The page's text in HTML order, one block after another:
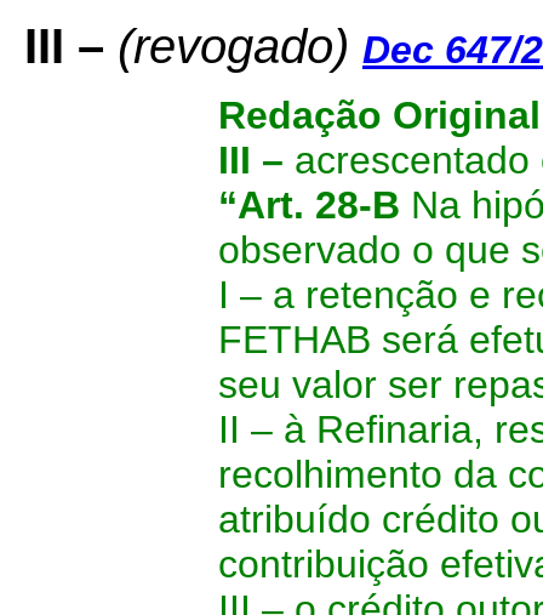
III – (revogado) Dec 647/
Redação Original
III –
“Art. 28-B Na
observado o que
I – a retenção e
FETHAB será
seu valor ser
II – à Refinaria,
recolhimento da
atribuído crédito
contribuição